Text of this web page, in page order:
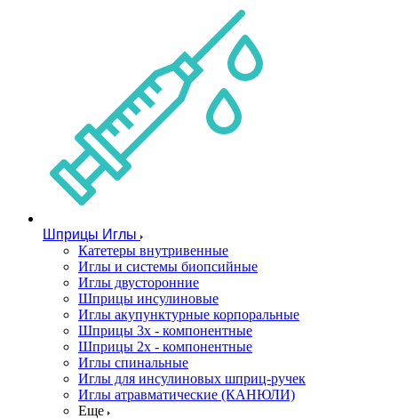
Шприцы Иглы
Катетеры внутривенные
Иглы и системы биопсийные
Иглы двусторонние
Шприцы инсулиновые
Иглы акупунктурные корпоральные
Шприцы 3х - компонентные
Шприцы 2х - компонентные
Иглы спинальные
Иглы для инсулиновых шприц-ручек
Иглы атравматические (КАНЮЛИ)
Еще